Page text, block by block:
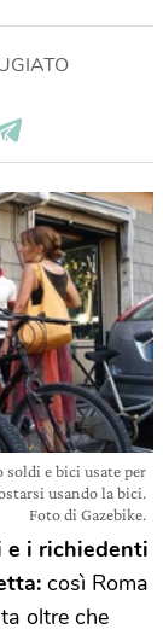
soldi e bici usate per
usando la bici.
Foto di Gazebike.
e i richiedenti
così Roma
oltre che